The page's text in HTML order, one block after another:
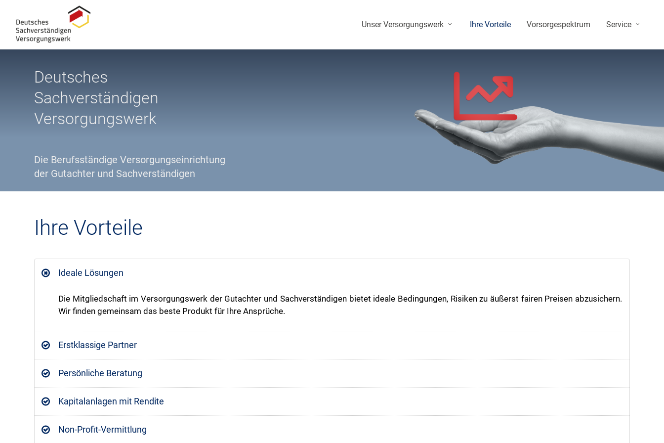
Unser Versorgungswerk Ihre Vorteile Vorsorgespektrum Service
Deutsches
Sachverständigen
Versorgungswerk
Die Berufsständige Versorgungseinrichtung
der Gutachter und Sachverständigen
Ihre Vorteile
Ideale Lösungen
Die Mitgliedschaft im Versorgungswerk der Gutachter und Sachverständigen bietet ideale Bedingungen, Risiken zu äußerst fairen Preisen abzusichern.
Wir finden gemeinsam das beste Produkt für Ihre Ansprüche.
Erstklassige Partner
Persönliche Beratung
Kapitalanlagen mit Rendite
Non-Profit-Vermittlung